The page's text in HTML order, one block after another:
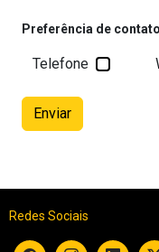
Preferência de
Telefone
Redes Sociais